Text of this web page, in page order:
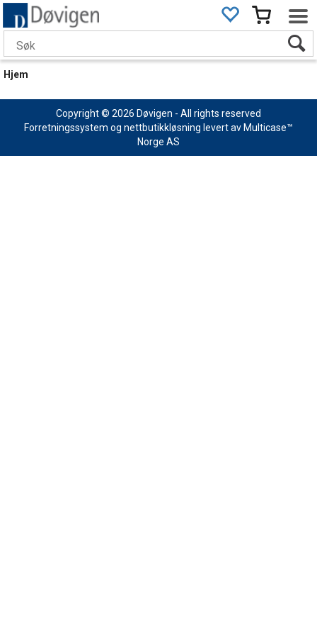
Hjem
Copyright © 2026 Døvigen - All rights reserved
Forretningssystem og nettbutikkløsning levert av Multicase™
Norge AS